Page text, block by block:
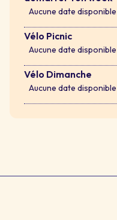
Aucune date
Vélo Picnic
Aucune date
Vélo Dimanche
Aucune date